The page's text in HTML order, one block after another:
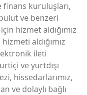
finans kuruluşları,
ve benzeri
hizmet aldığımız
aldığımız
ileti
ve yurtdışı
hissedarlarımız,
ve dolaylı bağlı